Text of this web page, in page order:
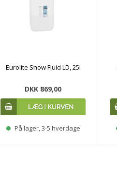
Eurolite Snow Fluid LD, 25l
DKK 869,00
På lager, 3-5 hverdage